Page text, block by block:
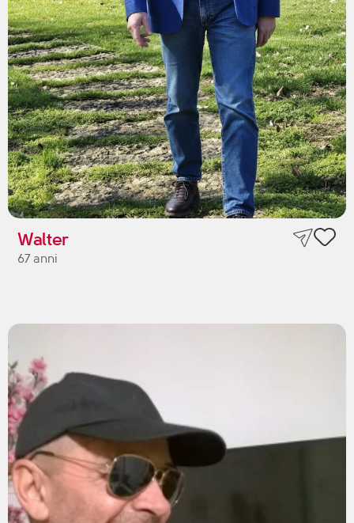
Walter
67 anni